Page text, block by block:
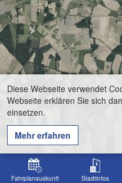
Fahrplanauskunft Stadtinfos
Diese Webseite verwendet
Webseite erklären Sie sich
einsetzen.
Mehr erfahren